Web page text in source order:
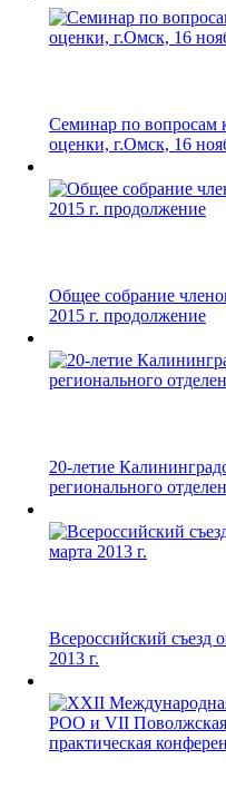
Семинар по вопросам
оценки, г.Омск, 16
Общее собрание
2015 г. продолжение
20-летие
регионального
Всероссийский съезд
2013 г.